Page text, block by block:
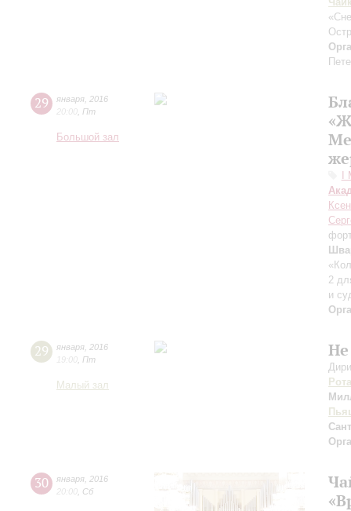
29 января 2016
20:00 Пт
Большой зал
2
и
29 января 2016
19:00 Пт
Малый зал
Не
Рота
30 января 2016
20:00 Сб